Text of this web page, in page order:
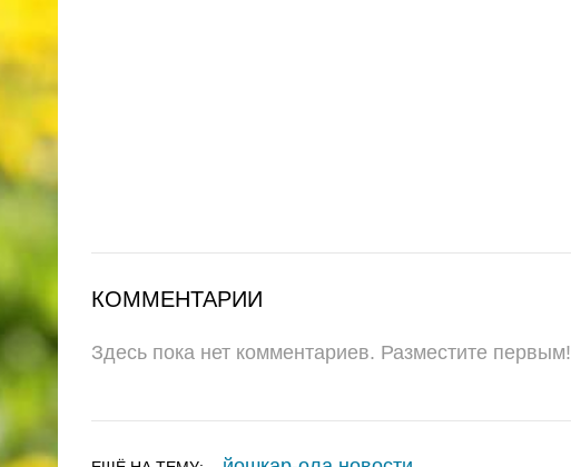
КОММЕНТАРИИ
Здесь пока нет комментариев. Разместите первым!